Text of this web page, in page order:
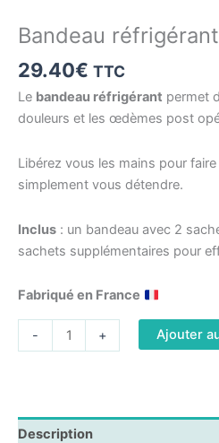
Bandeau réfrigérant
29.40€ TTC
Le bandeau réfrigérant permet
douleurs et les œdèmes post
Libérez vous les mains pour
simplement vous détendre.
Inclus : un bandeau avec 2
sachets supplémentaires pour
Fabriqué en France
- + Ajouter
Description